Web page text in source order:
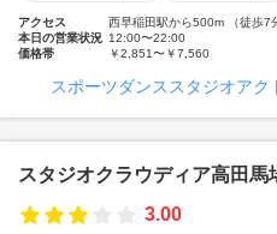
アクセス
西早稲田駅から500m （徒歩7
本日の営業状況 12:00〜22:00
価格帯
￥2,851〜￥7,560
スポーツダンススタジオア
スタジオクラウディア高田馬
3.00